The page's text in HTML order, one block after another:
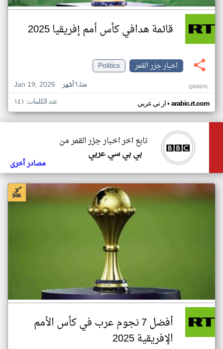
قائمة هدافي كأس أمم إفريقيا 2025
اخبار جزر القمر
Politics
Jan 19, 2026
منذ ٦ أشهر QG60YL
ار تي عربي• arabic.rt.com عدد الكلمات: ١٤١
تابع اخر اخبار جزر القمر من
بي بي سي عربي
مصادر أخرى
أفضل 7 نجوم عرب في كأس الأمم
الإفريقية 2025